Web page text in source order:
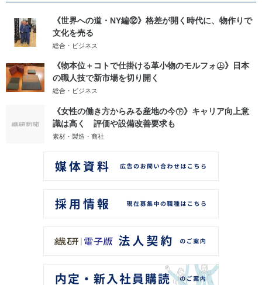
《世界への道・NY編⑫》格差が開く時代に、物作りで
文化を売る
総合・ビジネス
《物本位＋コトで仕掛ける革小物のモルフォ㊤》日本
の職人技で新市場を切り開く
総合・ビジネス
《女性の働き方からみる産地の今㊦》キャリア向上意
識は高く 評価や設備改善要求も
素材・製造・商社